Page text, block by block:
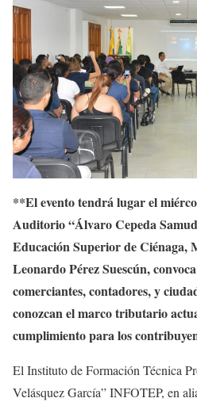
**El evento tendrá lugar el
Auditorio “Álvaro Cepeda
Educación Superior de Ciénaga,
Leonardo Pérez Suescún,
comerciantes, contadores, y
conozcan el marco tributario
cumplimiento para los
El Instituto de Formación Técnica
Velásquez García” INFOTEP, en